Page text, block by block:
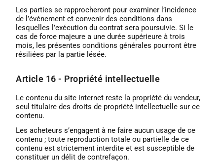
Les parties se rapprocheront pour examiner l’incidence
de l’événement et convenir des conditions dans
lesquelles l’exécution du contrat sera poursuivie. Si le
cas de force majeure a une durée supérieure à trois
mois, les présentes conditions générales pourront être
résiliées par la partie lésée.
Article 16 - Propriété intellectuelle
Le contenu du site internet reste la propriété du vendeur,
seul titulaire des droits de propriété intellectuelle sur ce
contenu.
Les acheteurs s’engagent à ne faire aucun usage de ce
contenu ; toute reproduction totale ou partielle de ce
contenu est strictement interdite et est susceptible de
constituer un délit de contrefaçon.